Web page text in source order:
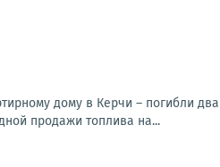
дому в Керчи – погибли
продажи топлива на...